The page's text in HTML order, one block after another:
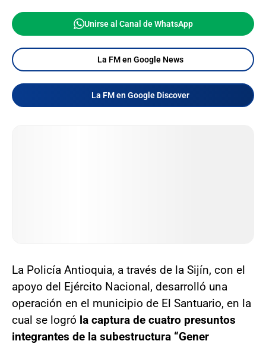
Unirse al Canal de WhatsApp
La FM en Google News
La FM en Google Discover
La Policía Antioquia, a través de la Sijín, con el
apoyo del Ejército Nacional, desarrolló una
operación en el municipio de El Santuario, en la
cual se logró la captura de cuatro presuntos
integrantes de la subestructura “Gener